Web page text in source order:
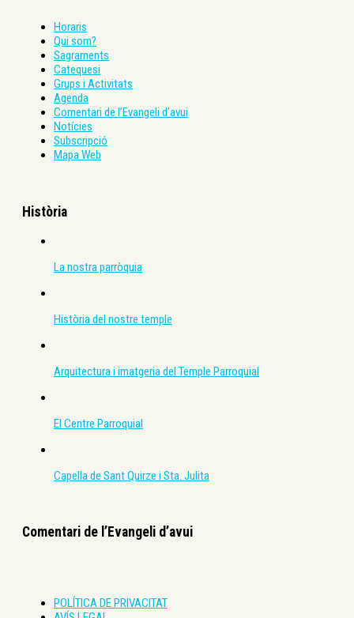
Horaris
Qui som?
Sagraments
Catequesi
Grups i Activitats
Agenda
Comentari de l’Evangeli d’avui
Notícies
Subscripció
Mapa Web
Història
La nostra parròquia
Història del nostre temple
Arquitectura i imatgeria del Temple Parroquial
El Centre Parroquial
Capella de Sant Quirze i Sta. Julita
Comentari de l’Evangeli d’avui
POLÍTICA DE PRIVACITAT